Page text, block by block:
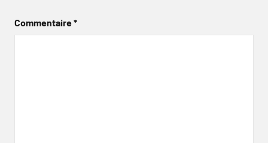
Commentaire*